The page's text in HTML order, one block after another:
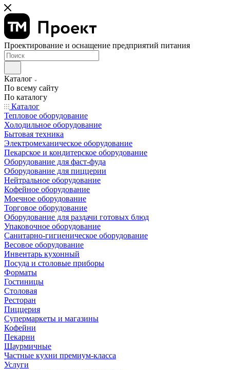
Проектирование и оснащение предприятий питания
Каталог
По всему сайту
По каталогу
Каталог
Тепловое оборудование
Холодильное оборудование
Бытовая техника
Электромеханическое оборудование
Пекарское и кондитерское оборудование
Оборудование для фаст-фуда
Оборудование для пиццерии
Нейтральное оборудование
Кофейное оборудование
Моечное оборудование
Торговое оборудование
Оборудование для раздачи готовых блюд
Упаковочное оборудование
Санитарно-гигиеническое оборудование
Весовое оборудование
Инвентарь кухонный
Посуда и столовые приборы
Форматы
Гостиницы
Столовая
Ресторан
Пиццерия
Супермаркеты и магазины
Кофейни
Пекарни
Шаурмичные
Частные кухни премиум-класса
Услуги